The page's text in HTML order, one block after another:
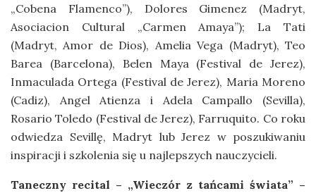
„Cobena Flamenco”), Dolores Gimenez (Madryt,
Asociacion Cultural „Carmen Amaya”); La Tati
(Madryt, Amor de Dios), Amelia Vega (Madryt), Teo
Barea (Barcelona), Belen Maya (Festival de Jerez),
Inmaculada Ortega (Festival de Jerez), Maria Moreno
(Cadiz), Angel Atienza i Adela Campallo (Sevilla),
Rosario Toledo (Festival de Jerez), Farruquito. Co roku
odwiedza Sevillę, Madryt lub Jerez w poszukiwaniu
inspiracji i szkolenia się u najlepszych nauczycieli.
Taneczny recital – „Wieczór z tańcami świata” –